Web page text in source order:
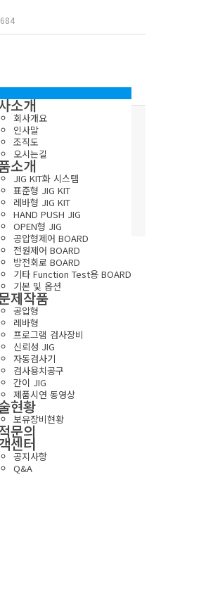
소개
회사개요
인사말
조직도
오시는길
소개
JIG KIT화 시스템
표준형 JIG KIT
레바형 JIG KIT
HAND PUSH JIG
OPEN형 JIG
공압형제어 BOARD
전원제어 BOARD
방전회로 BOARD
기타 Function Test용 BOARD
기본 및 옵션
제작품
공압형
레바형
프로그램 검사장비
신뢰성 JIG
자동검사기
검사용치공구
간이 JIG
제품시연 동영상
현황
보유장비현황
문의
센터
공지사항
Q&A